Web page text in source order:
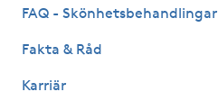
Koppningsmassage
Kosmetisk tatuering
FAQ - Skönhetsbehandlingar
Fakta & Råd
Karriär